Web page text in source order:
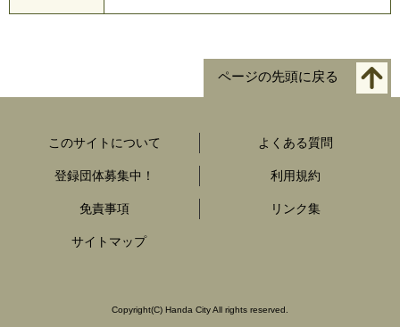
ページの先頭に戻る
このサイトについて よくある質問
登録団体募集中！ 利用規約
免責事項 リンク集
サイトマップ
Copyright(C) Handa City All rights reserved.